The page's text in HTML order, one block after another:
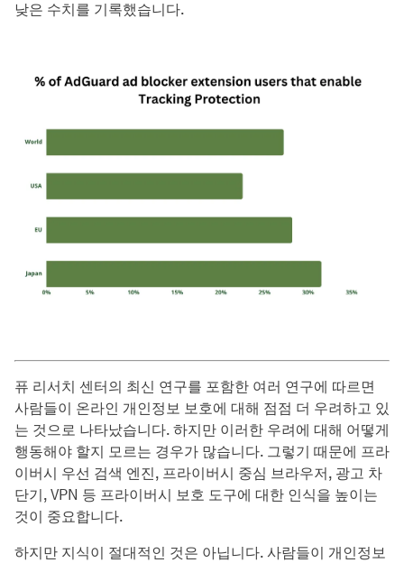
낮은 수치를 기록했습니다.
퓨 리서치 센터의 최신 연구를 포함한 여러 연구에 따르면
사람들이 온라인 개인정보 보호에 대해 점점 더 우려하고 있
는 것으로 나타났습니다. 하지만 이러한 우려에 대해 어떻게
행동해야 할지 모르는 경우가 많습니다. 그렇기 때문에 프라
이버시 우선 검색 엔진, 프라이버시 중심 브라우저, 광고 차
단기, VPN 등 프라이버시 보호 도구에 대한 인식을 높이는
것이 중요합니다.
하지만 지식이 절대적인 것은 아닙니다. 사람들이 개인정보